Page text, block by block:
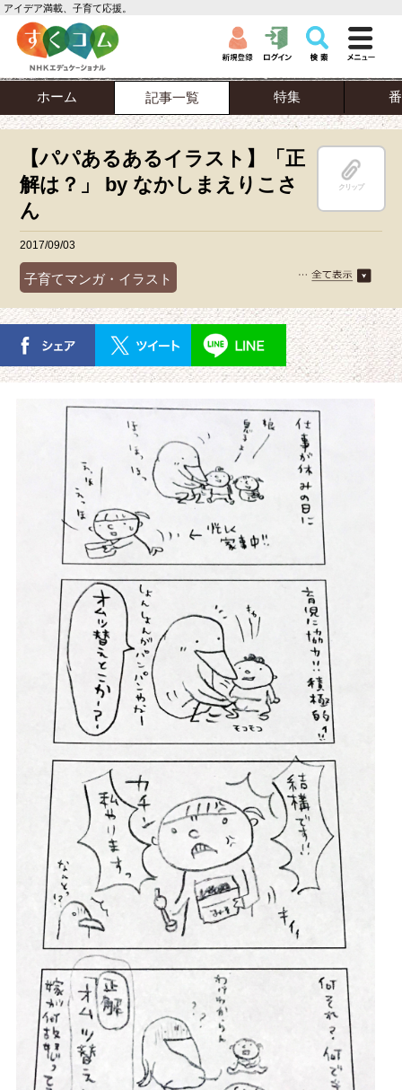
アイデア満載、子育て応援。
ホーム 記事一覧 特集
【パパあるあるイラスト】「正
解は？」 by なかしまえりこさ
ん
クリップ
2017/09/03
子育てマンガ・イラスト